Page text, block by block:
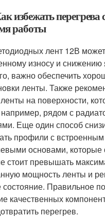
избежать перегрева
работы
лент 12В
износу и снижению
важно обеспечить
ленты. Также
на поверхности,
например, рядом с
Еще один способ
профили с
основами, которые
стоит превышать
мощность ленты и
состояние. Правильное
качественных
перегрев.